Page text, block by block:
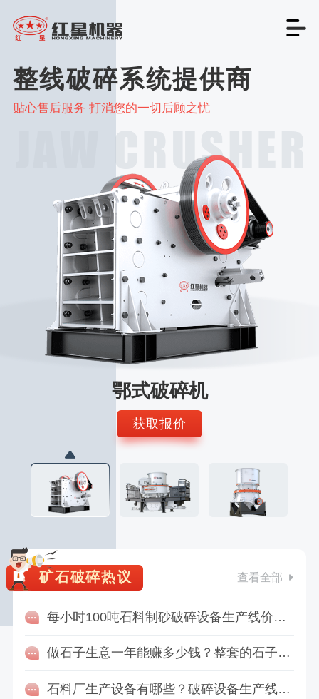
整线破碎系统提供商
贴心售后服务 打消您的一切后顾之忧
鄂式破碎机
获取报价
矿石破碎热议 查看全部
每小时100吨石料制砂破碎设备生产线价格多少钱？
做石子生意一年能赚多少钱？整套的石子制砂、破碎设备如何配置？
石料厂生产设备有哪些？破碎设备生产线如何配置更划算？